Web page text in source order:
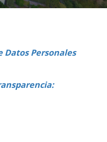
Datos Personales